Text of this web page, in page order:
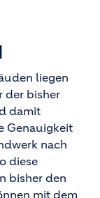
liegen
der bisher
damit
Genauigkeit
nach
diese
bisher den
mit dem